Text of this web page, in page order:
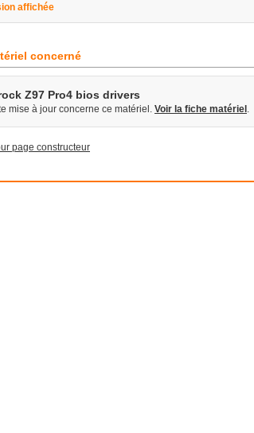
affichée
concerné
Z97 Pro4 bios drivers
mise à jour concerne ce matériel. Voir la fiche matériel .
page constructeur